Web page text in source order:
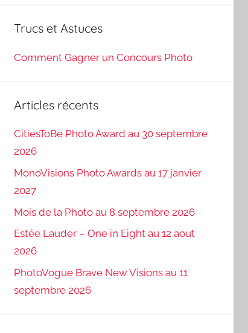
Trucs et Astuces
Comment Gagner un Concours Photo
Articles récents
CitiesToBe Photo Award au 30 septembre
2026
MonoVisions Photo Awards au 17 janvier
2027
Mois de la Photo au 8 septembre 2026
Estée Lauder – One in Eight au 12 aout
2026
PhotoVogue Brave New Visions au 11
septembre 2026